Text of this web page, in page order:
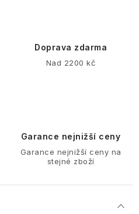
Doprava zdarma
Nad 2200 kč
Garance nejnižší ceny
Garance nejnižší ceny na
stejné zboží